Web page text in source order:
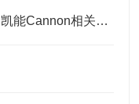
高温高剪粘度标油相关标准及美国凯能Cannon相关高温高剪粘度标油 HTHS标油